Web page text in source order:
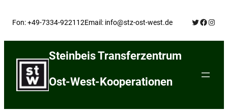
Fon: +49-7334-922112Email: info@stz-ost-west.de Twitter
Steinbeis Transferzentrum
Ost-West-Kooperationen